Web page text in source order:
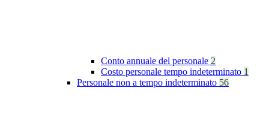
Conto annuale del personale 2
Costo personale tempo indeterminato 1
Personale non a tempo indeterminato 56